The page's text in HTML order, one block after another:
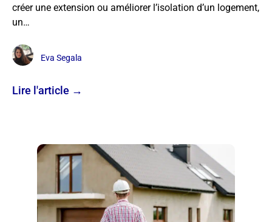
créer une extension ou améliorer l’isolation d’un logement,
un…
Eva Segala
Lire l'article →